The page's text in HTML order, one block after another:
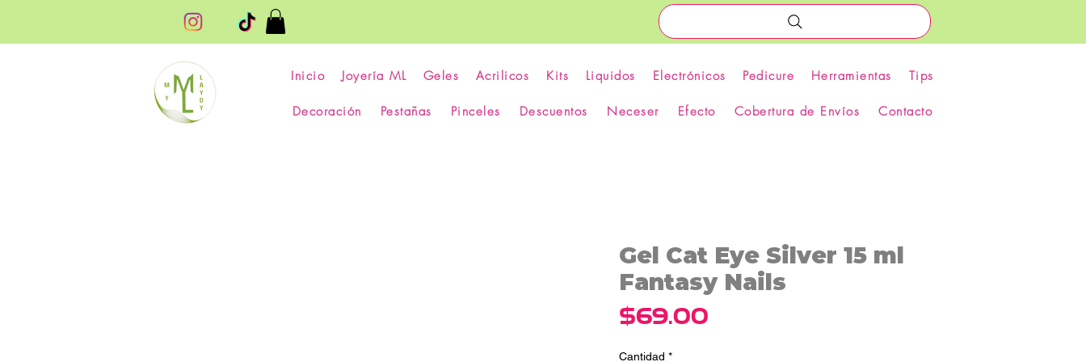
Inicio Joyería ML Geles Acrilicos Kits Liquidos Electrónicos Pedicure Herramientas Tips
Decoración Pestañas Pinceles Descuentos Neceser Efecto Cobertura de Envíos Contacto
Gel Cat Eye Silver 15 ml
Fantasy Nails
$69.00
Cantidad *